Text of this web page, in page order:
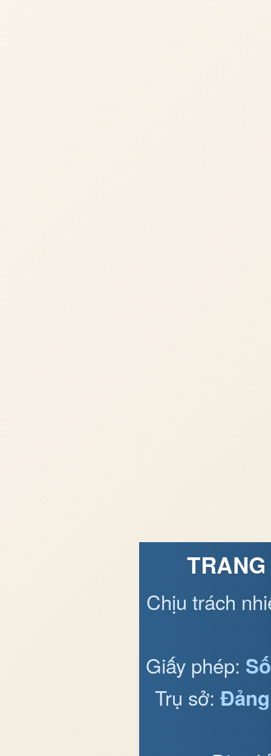
Chịu trách
Giấy phép:
Trụ sở: